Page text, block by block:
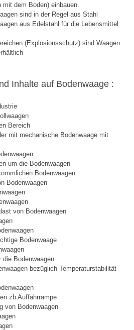
mit dem Boden) einbauen
sind in der Regel aus Stahl
aus Edelstahl für die Lebensmittel
(Explosionsschutz) sind Waagen
Inhalte auf Bodenwaage :
Bereich
mit mechanische Bodenwaage mit
um die Bodenwaagen
Bodenwaagen
Bodenwaagen
von Bodenwaagen
Bodenwaage
die Bodenwaagen
bezüglich Temperaturstabilität
zb Auffahrrampe
von Bodenwaagen